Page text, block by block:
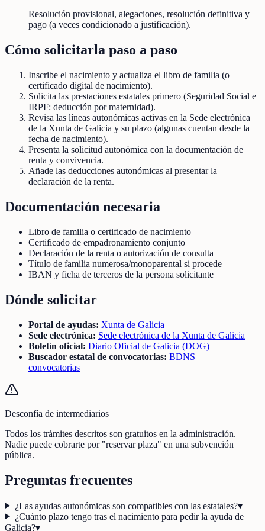
Resolución provisional, alegaciones, resolución definitiva y
pago (a veces condicionado a justificación).
Cómo solicitarla paso a paso
Inscribe el nacimiento y actualiza el libro de familia (o
certificado digital de nacimiento).
Solicita las prestaciones estatales primero (Seguridad Social e
IRPF: deducción por maternidad).
Revisa las líneas autonómicas activas en la Sede electrónica
de la Xunta de Galicia y su plazo (algunas cuentan desde la
fecha de nacimiento).
Presenta la solicitud autonómica con la documentación de
renta y convivencia.
Añade las deducciones autonómicas al presentar la
declaración de la renta.
Documentación necesaria
Libro de familia o certificado de nacimiento
Certificado de empadronamiento conjunto
Declaración de la renta o autorización de consulta
Título de familia numerosa/monoparental si procede
IBAN y ficha de terceros de la persona solicitante
Dónde solicitar
Portal de ayudas: Xunta de Galicia
Sede electrónica: Sede electrónica de la Xunta de Galicia
Boletín oficial: Diario Oficial de Galicia (DOG)
Buscador estatal de convocatorias: BDNS —
convocatorias
Desconfía de intermediarios
Todos los trámites descritos son gratuitos en la administración.
Nadie puede cobrarte por "reservar plaza" en una subvención
pública.
Preguntas frecuentes
¿Las ayudas autonómicas son compatibles con las estatales?▾
¿Cuánto plazo tengo tras el nacimiento para pedir la ayuda de
Galicia?▾